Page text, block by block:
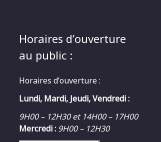
Horaires d’ouverture
au public :
Horaires d’ouverture :
Lundi, Mardi, Jeudi, Vendredi :
9H00 – 12H30 et 14H00 – 17H00
Mercredi : 9H00 – 12H30